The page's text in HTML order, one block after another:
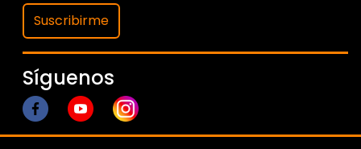
Suscribirme
Síguenos